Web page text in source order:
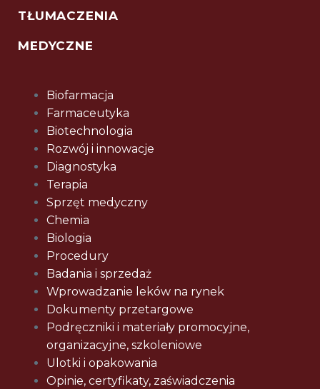
TŁUMACZENIA
MEDYCZNE
Biofarmacja
Farmaceutyka
Biotechnologia
Rozwój i innowacje
Diagnostyka
Terapia
Sprzęt medyczny
Chemia
Biologia
Procedury
Badania i sprzedaż
Wprowadzanie leków na rynek
Dokumenty przetargowe
Podręczniki i materiały promocyjne,
organizacyjne, szkoleniowe
Ulotki i opakowania
Opinie, certyfikaty, zaświadczenia